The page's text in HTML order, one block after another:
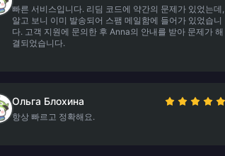
빠른 서비스입니다. 리딤 코드에 약간의 문제가 있었는데,
알고 보니 이미 발송되어 스팸 메일함에 들어가 있었습니
다. 고객 지원에 문의한 후 Anna의 안내를 받아 문제가 해
결되었습니다.
Ольга Блохина
항상 빠르고 정확해요.